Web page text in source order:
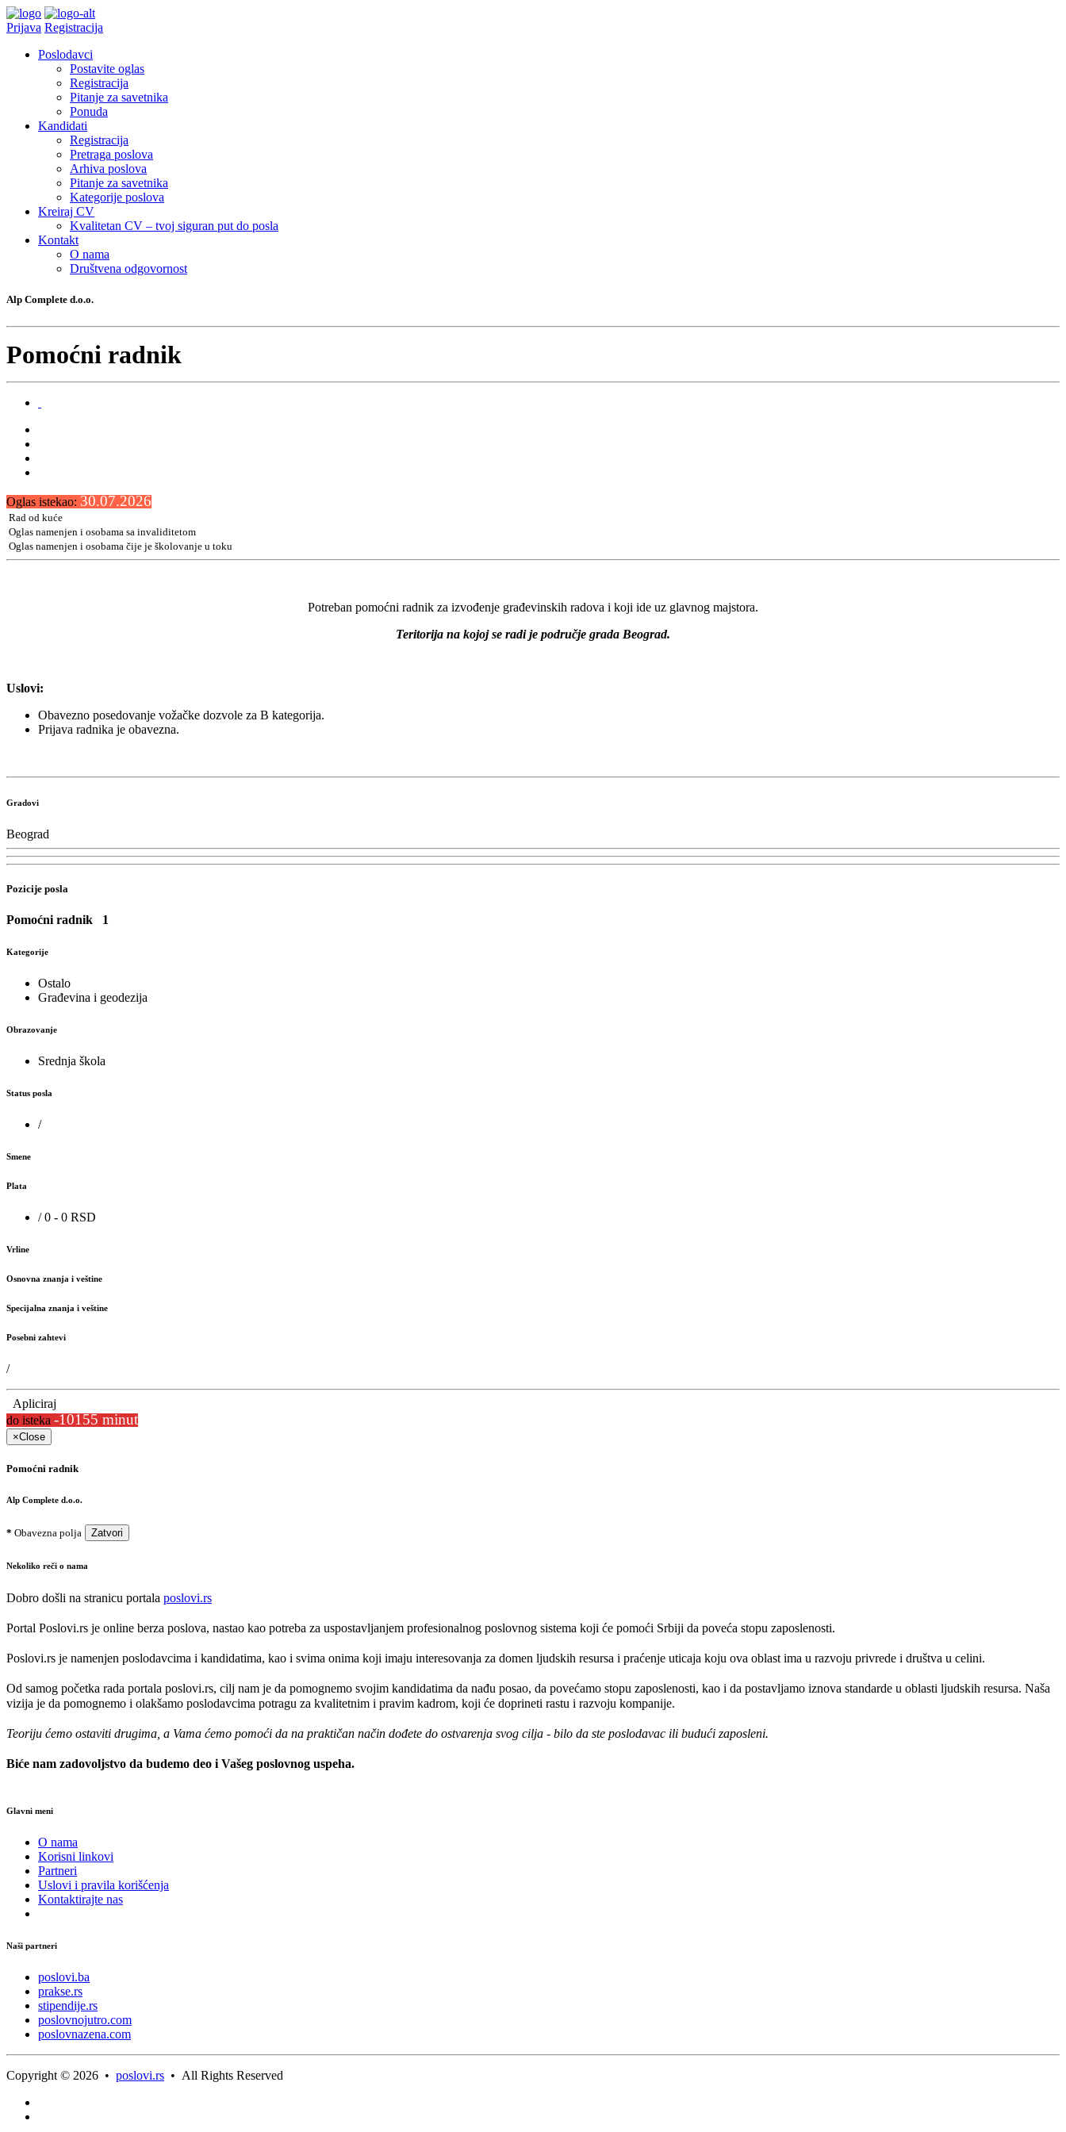
Prijava Registracija
Poslodavci
Postavite oglas
Registracija
Pitanje za savetnika
Ponuda
Kandidati
Registracija
Pretraga poslova
Arhiva poslova
Pitanje za savetnika
Kategorije poslova
Kreiraj CV
Kvalitetan CV – tvoj siguran put do posla
Kontakt
O nama
Društvena odgovornost
Alp Complete d.o.o.
Pomoćni radnik
Oglas istekao: 30.07.2026
Rad od kuće
Oglas namenjen i osobama sa invaliditetom
Oglas namenjen i osobama čije je školovanje u toku
Potreban pomoćni radnik za izvođenje građevinskih radova i koji ide uz glavnog majstora.
Teritorija na kojoj se radi je područje grada Beograd.
Uslovi:
Obavezno posedovanje vožačke dozvole za B kategorija.
Prijava radnika je obavezna.
Gradovi
Beograd
Pozicije posla
Pomoćni radnik 1
Kategorije
Ostalo
Građevina i geodezija
Obrazovanje
Srednja škola
Status posla
/
Smene
Plata
/ 0 - 0 RSD
Vrline
Osnovna znanja i veštine
Specijalna znanja i veštine
Posebni zahtevi
/
Apliciraj
do isteka -10155 minut
×Close
Pomoćni radnik
Alp Complete d.o.o.
* Obavezna polja Zatvori
Nekoliko reči o nama
Dobro došli na stranicu portala poslovi.rs
Portal Poslovi.rs je online berza poslova, nastao kao potreba za uspostavljanjem profesionalnog poslovnog sistema koji će pomoći Srbiji da poveća stopu zaposlenosti.
Poslovi.rs je namenjen poslodavcima i kandidatima, kao i svima onima koji imaju interesovanja za domen ljudskih resursa i praćenje uticaja koju ova oblast ima u razvoju privrede i društva u celini.
Od samog početka rada portala poslovi.rs, cilj nam je da pomognemo svojim kandidatima da nađu posao, da povećamo stopu zaposlenosti, kao i da postavljamo iznova standarde u oblasti ljudskih resursa. Naša
vizija je da pomognemo i olakšamo poslodavcima potragu za kvalitetnim i pravim kadrom, koji će doprineti rastu i razvoju kompanije.
Teoriju ćemo ostaviti drugima, a Vama ćemo pomoći da na praktičan način dođete do ostvarenja svog cilja - bilo da ste poslodavac ili budući zaposleni.
Biće nam zadovoljstvo da budemo deo i Vašeg poslovnog uspeha.
Glavni meni
O nama
Korisni linkovi
Partneri
Uslovi i pravila korišćenja
Kontaktirajte nas
Naši partneri
poslovi.ba
prakse.rs
stipendije.rs
poslovnojutro.com
poslovnazena.com
Copyright © 2026 • poslovi.rs • All Rights Reserved